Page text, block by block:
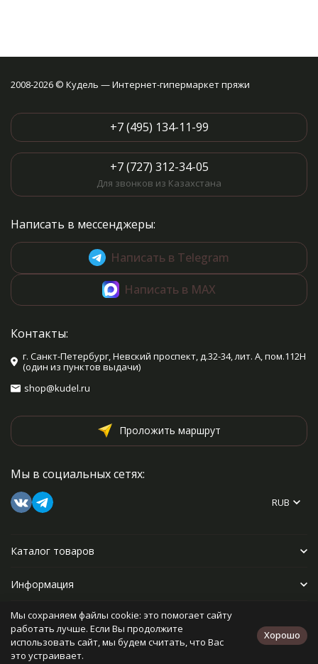
2008-2026 © Кудель — Интернет-гипермаркет пряжи
+7 (495) 134-11-99
+7 (727) 312-34-05
Для звонков из Казахстана
Написать в мессенджеры:
Написать в Telegram
Написать в MAX
Контакты:
г. Санкт-Петербург, Невский проспект, д.32-34, лит. А, пом.112Н
(один из пунктов выдачи)
shop@kudel.ru
Проложить маршрут
Мы в социальных сетях:
RUB
Каталог товаров
Информация
Прочее
Политика персональных данных
Мы сохраняем файлы cookie: это помогает сайту
работать лучше. Если Вы продолжите
использовать сайт, мы будем считать, что Вас
это устраивает.
Хорошо